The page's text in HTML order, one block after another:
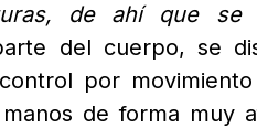
de ahí que se
del cuerpo, se
por
de forma muy